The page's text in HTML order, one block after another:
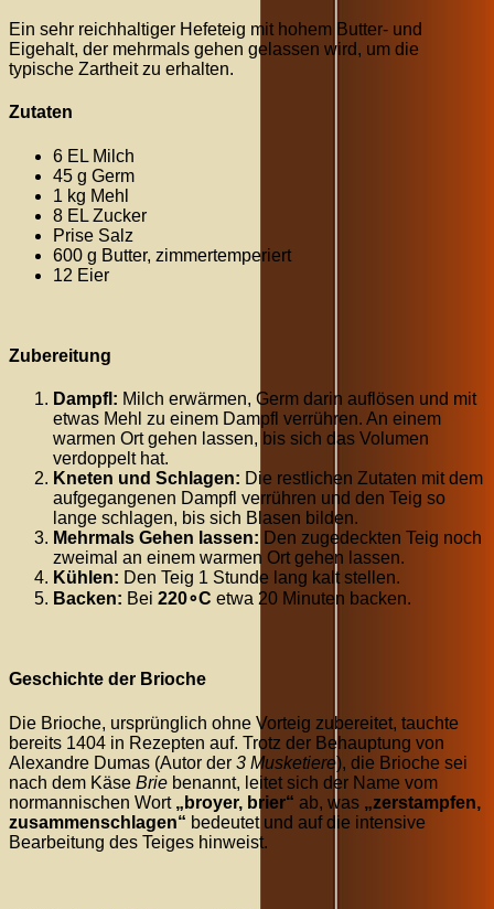
Ein sehr reichhaltiger Hefeteig mit hohem Butter- und
Eigehalt, der mehrmals gehen gelassen wird, um die
typische Zartheit zu erhalten.
Zutaten
6 EL Milch
45 g Germ
1 kg Mehl
8 EL Zucker
Prise Salz
600 g Butter, zimmertemperiert
12 Eier
Zubereitung
Dampfl: Milch erwärmen, Germ darin auflösen und mit
etwas Mehl zu einem Dampfl verrühren. An einem
warmen Ort gehen lassen, bis sich das Volumen
verdoppelt hat.
Kneten und Schlagen: Die restlichen Zutaten mit dem
aufgegangenen Dampfl verrühren und den Teig so
lange schlagen, bis sich Blasen bilden.
Mehrmals Gehen lassen: Den zugedeckten Teig noch
zweimal an einem warmen Ort gehen lassen.
Kühlen: Den Teig 1 Stunde lang kalt stellen.
Backen: Bei 220∘C etwa 20 Minuten backen.
Geschichte der Brioche
Die Brioche, ursprünglich ohne Vorteig zubereitet, tauchte
bereits 1404 in Rezepten auf. Trotz der Behauptung von
Alexandre Dumas (Autor der 3 Musketiere), die Brioche sei
nach dem Käse Brie benannt, leitet sich der Name vom
normannischen Wort „broyer, brier“ ab, was „zerstampfen,
zusammenschlagen“ bedeutet und auf die intensive
Bearbeitung des Teiges hinweist.